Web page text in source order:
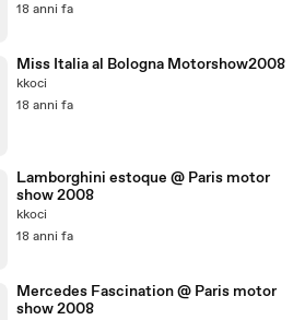
18 anni fa
Miss Italia al Bologna Motorshow2008
kkoci
18 anni fa
Lamborghini estoque @ Paris motor
show 2008
kkoci
18 anni fa
Mercedes Fascination @ Paris motor
show 2008